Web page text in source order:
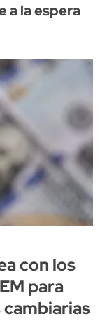
a la espera
con los
para